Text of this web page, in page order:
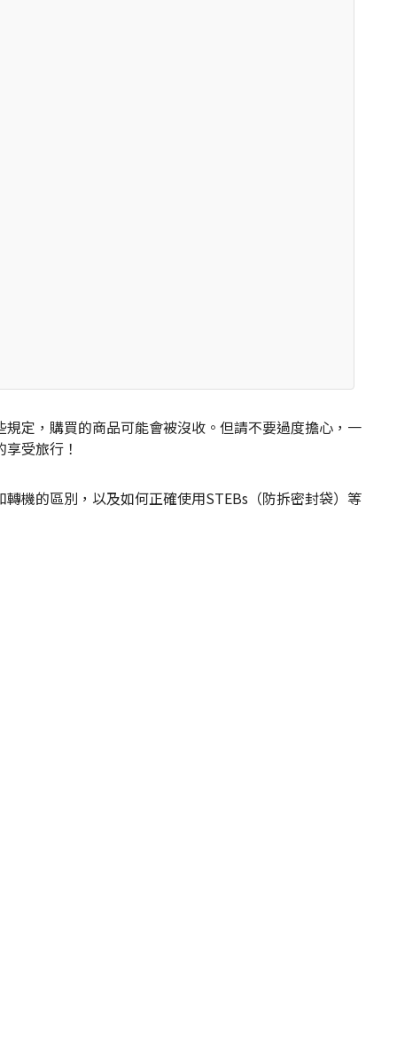
定，購買的商品可能會被沒收。但請不要過度擔心，一
受旅行！
機的區別，以及如何正確使用STEBs（防拆密封袋）等